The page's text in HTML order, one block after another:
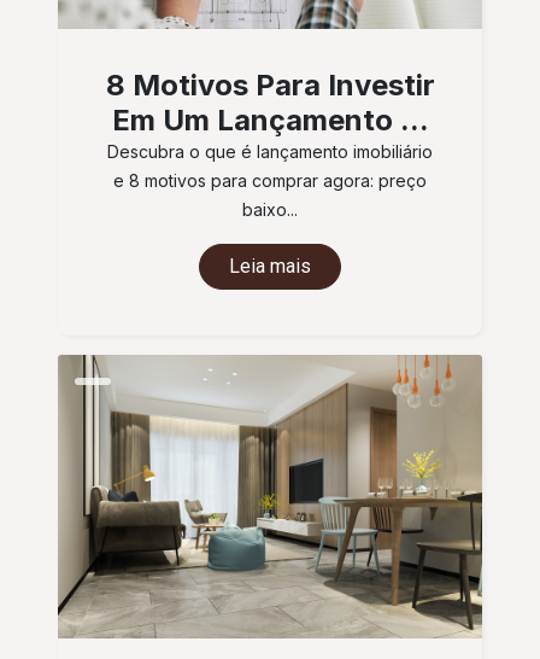
8 Motivos Para Investir
Em Um Lançamento ...
Descubra o que é lançamento imobiliário
e 8 motivos para comprar agora: preço
baixo...
Leia mais